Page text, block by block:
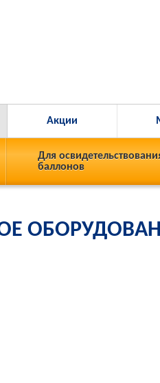
Акции
Для
баллонов